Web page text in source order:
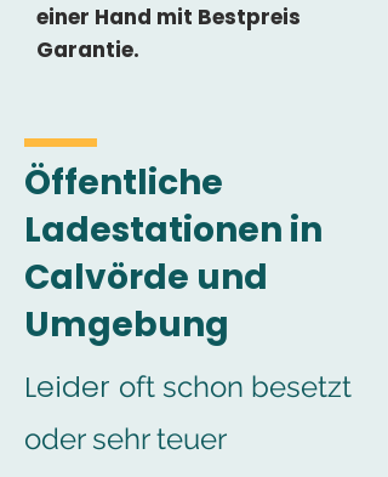
einer Hand mit Bestpreis
Garantie.
Öffentliche
Ladestationen in
Calvörde und
Umgebung
Leider oft schon besetzt
oder sehr teuer